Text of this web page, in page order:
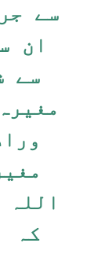
سے
ان
سے
کہ